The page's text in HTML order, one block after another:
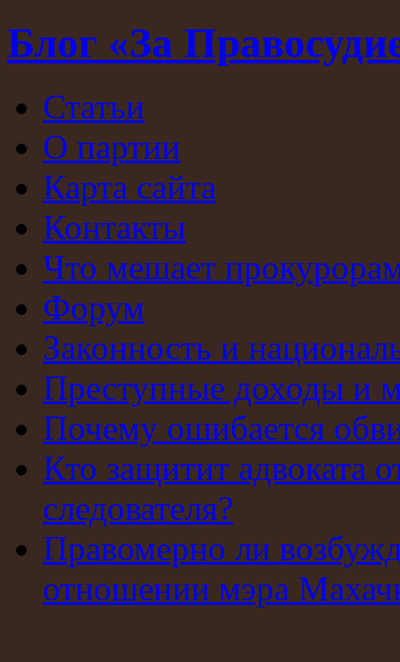
Блог «За
Статьи
О партии
Карта сайта
Контакты
Что мешает
Форум
Законность и
Преступные доходы и
Почему ошибается
Кто защитит адвоката
следователя?
Правомерно ли
отношении мэра